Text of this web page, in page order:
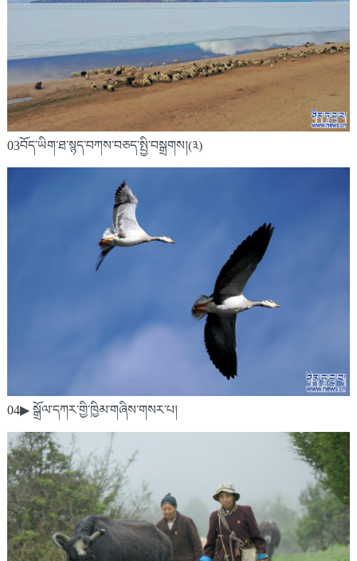
03བོད་ཡིག་ཐ་སྙད་བཀས་བཅད་སྤྱི་བསྒྲགས།(༣)
04▶ སྒྲོལ་དཀར་གྱི་ཁྱིམ་གཞིས་གསར་པ།